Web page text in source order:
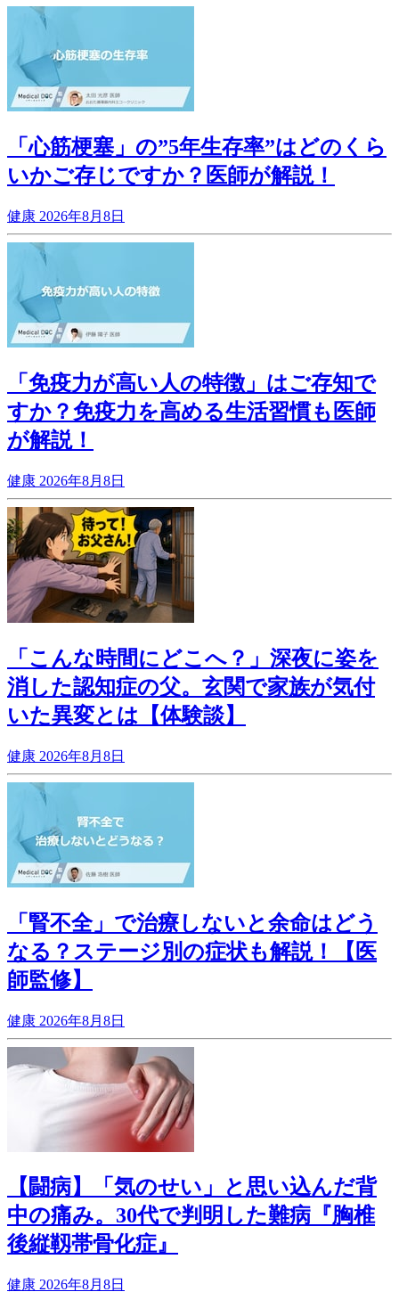
「心筋梗塞」の”5年生存率”はどのくら
いかご存じですか？医師が解説！
健康 2026年8月8日
「免疫力が高い人の特徴」はご存知で
すか？免疫力を高める生活習慣も医師
が解説！
健康 2026年8月8日
「こんな時間にどこへ？」深夜に姿を
消した認知症の父。玄関で家族が気付
いた異変とは【体験談】
健康 2026年8月8日
「腎不全」で治療しないと余命はどう
なる？ステージ別の症状も解説！【医
師監修】
健康 2026年8月8日
【闘病】「気のせい」と思い込んだ背
中の痛み。30代で判明した難病『胸椎
後縦靱帯骨化症』
健康 2026年8月8日